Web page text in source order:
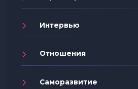
Интервью
Отношения
Саморазвитие